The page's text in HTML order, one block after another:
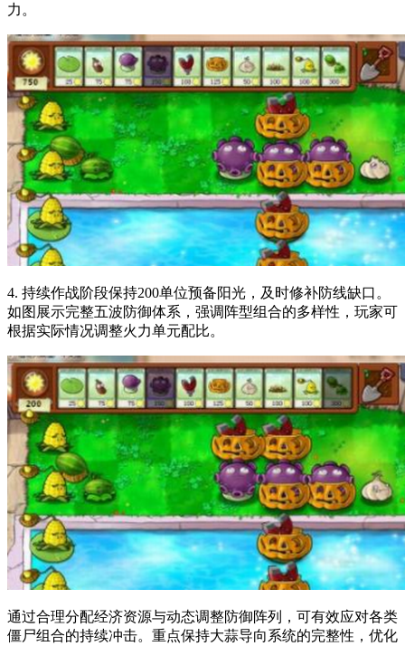
力。
4. 持续作战阶段保持200单位预备阳光，及时修补防线缺口。
如图展示完整五波防御体系，强调阵型组合的多样性，玩家可
根据实际情况调整火力单元配比。
通过合理分配经济资源与动态调整防御阵列，可有效应对各类
僵尸组合的持续冲击。重点保持大蒜导向系统的完整性，优化